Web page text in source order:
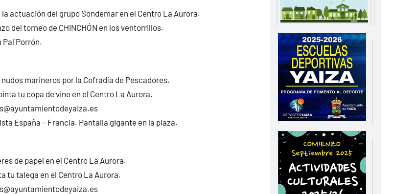
actuación del grupo Sondemar en el Centro La Aurora.
del torneo de CHINCHÓN en los ventorrillos.
marineros por la Cofradía de Pescadores.
tu copa de vino en el Centro La Aurora.
España – Francia. Pantalla gigante en la plaza.
de papel en el Centro La Aurora.
tu talega en el Centro La Aurora.